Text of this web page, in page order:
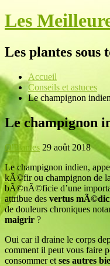
Les
Les plantes sous
Accueil
Conseils et astuces
Le champignon
Le champignon
O'Plantes 29 août 2018
Le champignon indien,
kÃ©fir ou champignon de
bÃ©nÃ©ficie d’une
attribue des vertus
de douleurs chroniques
maigrir ?
Oui car il draine le corps
comment il peut vous faire
consommer et ses autres